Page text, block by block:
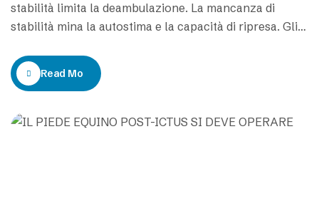
stabilità limita la deambulazione. La mancanza di
stabilità mina la autostima e la capacità di ripresa. Gli
ostacolano la ripresa dei pazienti. Perché non è
conosciuto l’intervento per il piede equino? I
dell’ictus…
Read More